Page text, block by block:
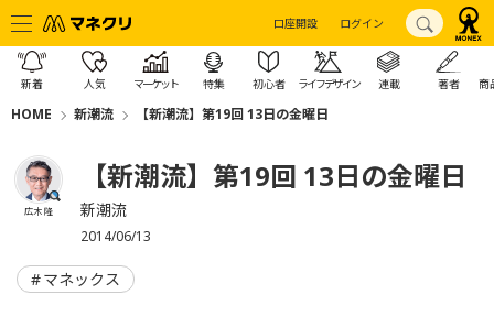
口座開設 ログイン
新着 人気 マーケット 特集 初心者 ライフデザイン 連載 著者 商
HOME 新潮流 【新潮流】第19回 13日の金曜日
広木 隆
【新潮流】第19回 13日の金曜日
新潮流
2014/06/13
マネックス